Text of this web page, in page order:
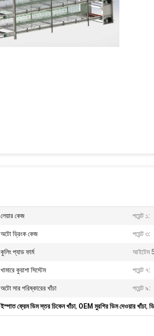
লেয়ার কেজ পয়েন্ট ১:
অটো ড্রিংক কেজ পয়েন্ট ৩:
কুলিং প্যাড ফার্ম আইটেম
খামারে কুয়াশা সিস্টেম পয়েন্ট ৭:
অটো সার পরিষ্কারের খাঁচা পয়েন্ট ৯:
ইস্পাত ফ্রেম ডিম স্তর চিকেন খাঁচা, OEM মুরগির ডিম দেওয়ার খাঁচা,